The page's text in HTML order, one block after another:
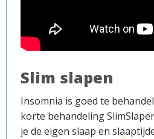
Slim slapen
Insomnia is goed te
korte behandeling
je de eigen slaap en